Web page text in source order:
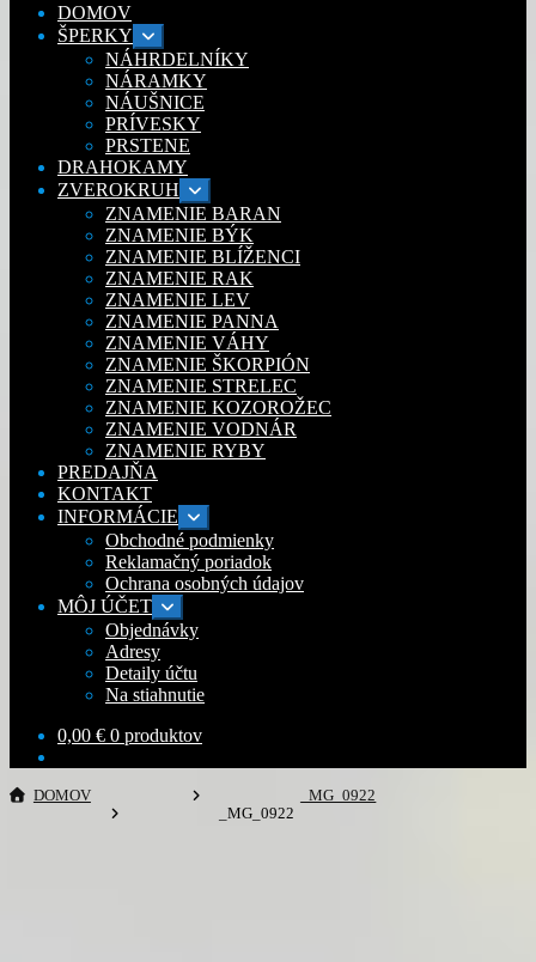
DOMOV
ŠPERKY Rozbaliť
podradené
menu
NÁHRDELNÍKY
NÁRAMKY
NÁUŠNICE
PRÍVESKY
PRSTENE
DRAHOKAMY
ZVEROKRUH Rozbaliť
podradené
menu
ZNAMENIE BARAN
ZNAMENIE BÝK
ZNAMENIE BLÍŽENCI
ZNAMENIE RAK
ZNAMENIE LEV
ZNAMENIE PANNA
ZNAMENIE VÁHY
ZNAMENIE ŠKORPIÓN
ZNAMENIE STRELEC
ZNAMENIE KOZOROŽEC
ZNAMENIE VODNÁR
ZNAMENIE RYBY
PREDAJŇA
KONTAKT
INFORMÁCIE Rozbaliť
podradené
menu
Obchodné podmienky
Reklamačný poriadok
Ochrana osobných údajov
MÔJ ÚČET Rozbaliť
podradené
menu
Objednávky
Adresy
Detaily účtu
Na stiahnutie
0,00 € 0 produktov
DOMOV
_MG_0922
_MG_0922